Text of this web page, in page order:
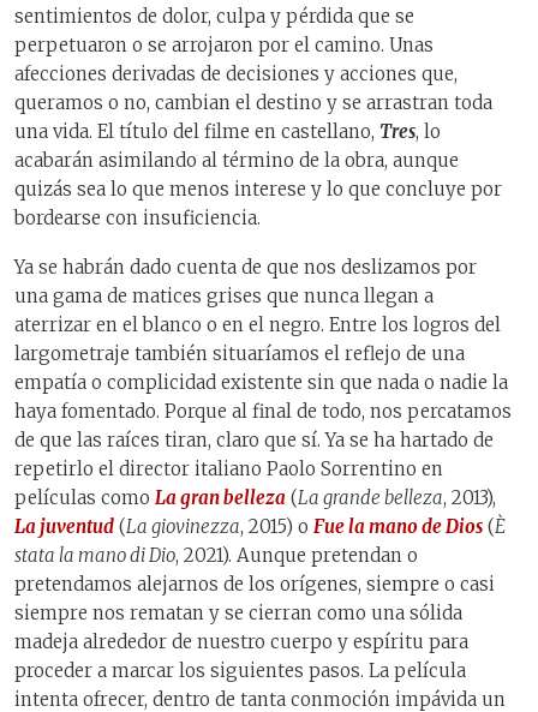
sentimientos de dolor, culpa y pérdida que se
perpetuaron o se arrojaron por el camino. Unas
afecciones derivadas de decisiones y acciones que,
queramos o no, cambian el destino y se arrastran toda
una vida. El título del filme en castellano, Tres, lo
acabarán asimilando al término de la obra, aunque
quizás sea lo que menos interese y lo que concluye por
bordearse con insuficiencia.
Ya se habrán dado cuenta de que nos deslizamos por
una gama de matices grises que nunca llegan a
aterrizar en el blanco o en el negro. Entre los logros del
largometraje también situaríamos el reflejo de una
empatía o complicidad existente sin que nada o nadie la
haya fomentado. Porque al final de todo, nos percatamos
de que las raíces tiran, claro que sí. Ya se ha hartado de
repetirlo el director italiano Paolo Sorrentino en
películas como La gran belleza (La grande belleza, 2013),
La juventud (La giovinezza, 2015) o Fue la mano de Dios (È
stata la mano di Dio, 2021). Aunque pretendan o
pretendamos alejarnos de los orígenes, siempre o casi
siempre nos rematan y se cierran como una sólida
madeja alrededor de nuestro cuerpo y espíritu para
proceder a marcar los siguientes pasos. La película
intenta ofrecer, dentro de tanta conmoción impávida un